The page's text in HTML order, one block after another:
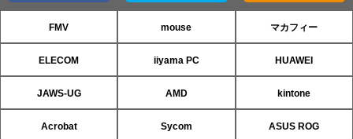
FMV mouse マカフィー
ELECOM iiyama PC HUAWEI
JAWS-UG AMD kintone
Acrobat Sycom ASUS ROG